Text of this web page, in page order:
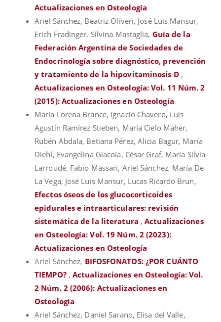
Actualizaciones en Osteología
Ariel Sánchez, Beatriz Oliveri, José Luis Mansur,
Erich Fradinger, Silvina Mastaglia, Guía de la
Federación Argentina de Sociedades de
Endocrinología sobre diagnóstico, prevención
y tratamiento de la hipovitaminosis D ,
Actualizaciones en Osteología: Vol. 11 Núm. 2
(2015): Actualizaciones en Osteología
María Lorena Brance, Ignacio Chavero, Luis
Agustín Ramírez Stieben, María Cielo Maher,
Rubén Abdala, Betiana Pérez, Alicia Bagur, María
Diehl, Evangelina Giacoia, César Graf, María Silvia
Larroudé, Fabio Massari, Ariel Sánchez, María De
La Vega, José Luis Mansur, Lucas Ricardo Brun,
Efectos óseos de los glucocorticoides
epidurales e intraarticulares: revisión
sistemática de la literatura ,Actualizaciones
en Osteología: Vol. 19 Núm. 2 (2023):
Actualizaciones en Osteología
Ariel Sánchez, BIFOSFONATOS: ¿POR CUÁNTO
TIEMPO? ,Actualizaciones en Osteología: Vol.
2 Núm. 2 (2006): Actualizaciones en
Osteología
Ariel Sánchez, Daniel Sarano, Elisa del Valle,